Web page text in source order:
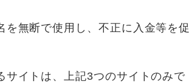
無断で使用し、不正に入金等を促
サイトは、上記3つのサイトのみで